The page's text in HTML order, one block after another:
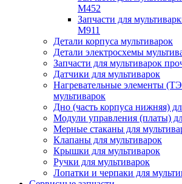
M452
Запчасти для
M911
Детали корпуса мультиварок
Детали электросхемы
Запчасти для мультиварок
Датчики для мультиварок
Нагревательные элементы
мультиварок
Дно (часть корпуса нижняя)
Модули управления (платы)
Мерные стаканы для
Клапаны для мультиварок
Крышки для мультиварок
Ручки для мультиварок
Лопатки и черпаки для